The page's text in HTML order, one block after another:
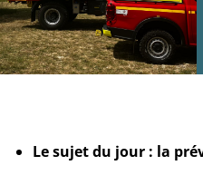
Le sujet du jour : la